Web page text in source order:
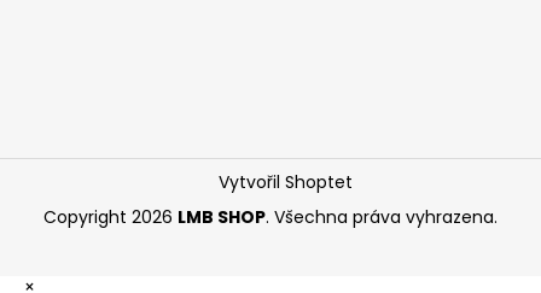
Vytvořil Shoptet
Copyright 2026 LMB SHOP. Všechna práva vyhrazena.
×